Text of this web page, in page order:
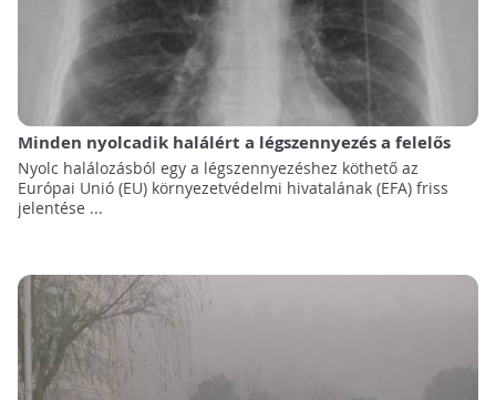
Minden nyolcadik halálért a légszennyezés a felelős
Nyolc halálozásból egy a légszennyezéshez köthető az
Európai Unió (EU) környezetvédelmi hivatalának (EFA) friss
jelentése ...